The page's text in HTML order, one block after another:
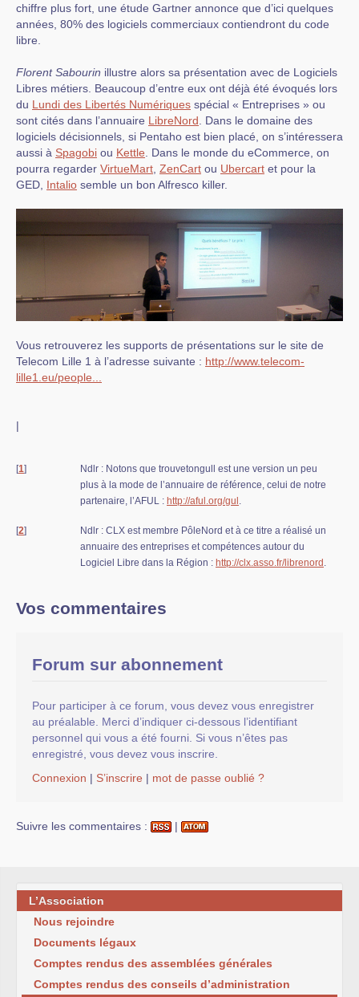
chiffre plus fort, une étude Gartner annonce que d’ici quelques
années, 80% des logiciels commerciaux contiendront du code
libre.
Florent Sabourin illustre alors sa présentation avec de Logiciels
Libres métiers. Beaucoup d’entre eux ont déjà été évoqués lors
du Lundi des Libertés Numériques spécial « Entreprises » ou
sont cités dans l’annuaire LibreNord. Dans le domaine des
logiciels décisionnels, si Pentaho est bien placé, on s’intéressera
aussi à Spagobi ou Kettle. Dans le monde du eCommerce, on
pourra regarder VirtueMart, ZenCart ou Ubercart et pour la
GED, Intalio semble un bon Alfresco killer.
Vous retrouverez les supports de présentations sur le site de
Telecom Lille 1 à l’adresse suivante : http://www.telecom-
lille1.eu/people...
|
[1]
Ndlr : Notons que trouvetongull est une version un peu
plus à la mode de l’annuaire de référence, celui de notre
partenaire, l’AFUL : http://aful.org/gul
[2]
Ndlr : CLX est membre PôleNord et à ce titre a réalisé un
annuaire des entreprises et compétences autour du
Logiciel Libre dans la Région : http://clx.asso.fr/librenord
Vos commentaires
Forum sur abonnement
Pour participer à ce forum, vous devez vous enregistrer
au préalable. Merci d’indiquer ci-dessous l’identifiant
personnel qui vous a été fourni. Si vous n’êtes pas
enregistré, vous devez vous inscrire.
Connexion | S’inscrire | mot de passe oublié ?
Suivre les commentaires : |
L’Association
Nous rejoindre
Documents légaux
Comptes rendus des assemblées générales
Comptes rendus des conseils d’administration